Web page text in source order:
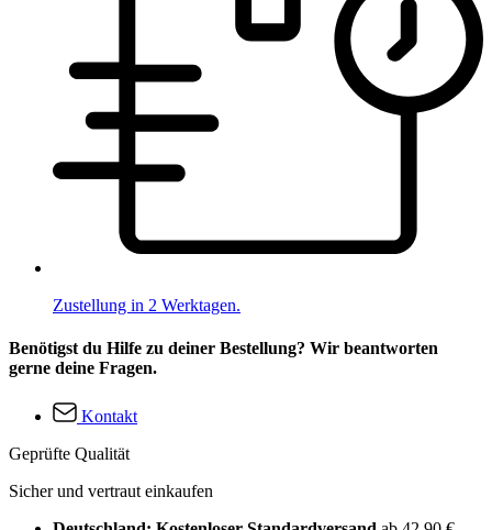
Zustellung in 2 Werktagen.
Benötigst du Hilfe zu deiner Bestellung? Wir beantworten
gerne deine Fragen.
Kontakt
Geprüfte Qualität
Sicher und vertraut einkaufen